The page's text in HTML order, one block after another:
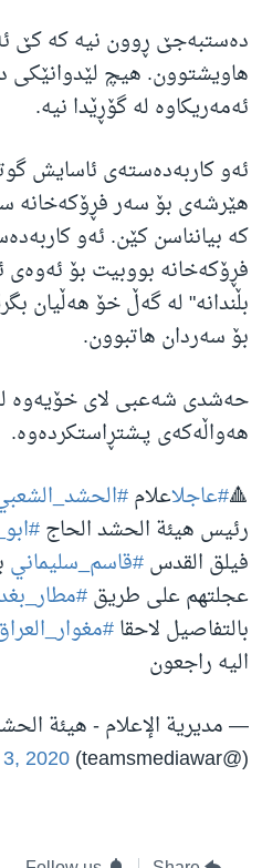
ده‌ستبه‌جێ ڕوون نیه‌ که‌ کێ
هاویشتوون. هیچ لێدوانێکی
ئه‌مه‌ریکاوه‌ له‌ گۆڕێدا نیه‌.
ئه‌و کاربه‌ده‌سته‌ی ئاسایش
هێرشه‌ی بۆ سه‌ر فڕۆکه‌خانه‌
که‌ بیانناسن کێن. ئه‌و
فڕۆکه‌خانه‌ بووبیت بۆ ئه‌وه‌ی
بڵندانه‌" له‌ گه‌ڵ خۆ هه‌ڵیان
بۆ سه‌ردان هاتبوون.‌
حەشدی شەعبی لای خۆیەوە
هەواڵەکەی پـشتڕاستکردەوە.
🔺#عاجلاعلام
رئيس هيئة الحشد الحاج
فيلق القدس#قاسم_سليماني
عجلتهم على طريق
بالتفاصيل لاحقا
اليه راجعون
— مديرية الإعلام - هيئة
(@teamsmediawar)
2020